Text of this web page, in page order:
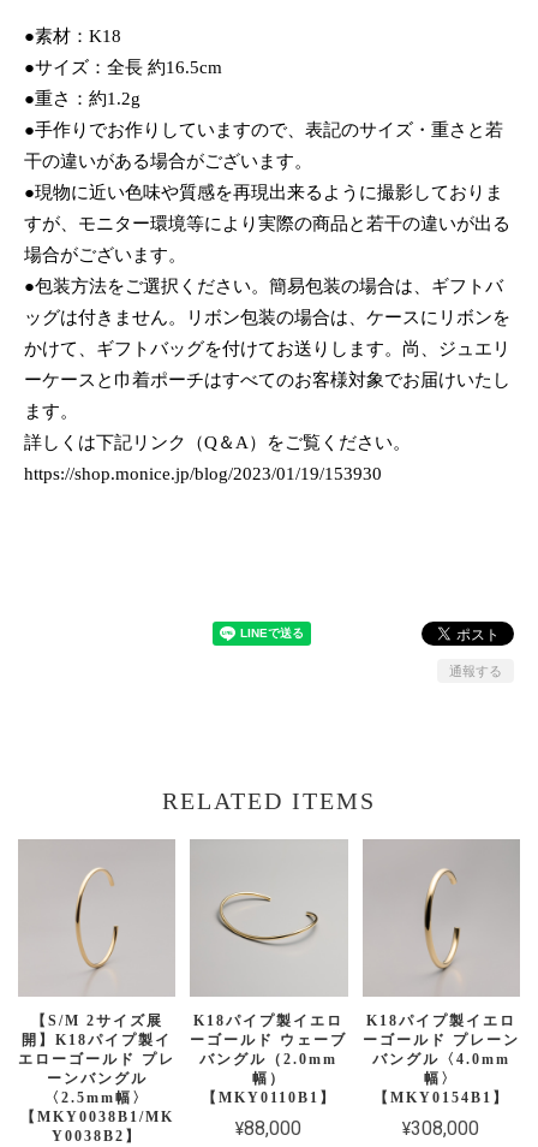
●素材：K18
●サイズ：全長 約16.5cm
●重さ：約1.2g
●手作りでお作りしていますので、表記のサイズ・重さと若
干の違いがある場合がございます。
●現物に近い色味や質感を再現出来るように撮影しておりま
すが、モニター環境等により実際の商品と若干の違いが出る
場合がございます。
●包装方法をご選択ください。簡易包装の場合は、ギフトバ
ッグは付きません。リボン包装の場合は、ケースにリボンを
かけて、ギフトバッグを付けてお送りします。尚、ジュエリ
ーケースと巾着ポーチはすべてのお客様対象でお届けいたし
ます。
詳しくは下記リンク（Q＆A）をご覧ください。
https://shop.monice.jp/blog/2023/01/19/153930
通報する
RELATED ITEMS
【S/M 2サイズ展
開】K18パイプ製イ
エローゴールド プレ
ーンバングル
〈2.5mm幅〉
【MKY0038B1/MK
Y0038B2】
K18パイプ製イエロ
ーゴールド ウェーブ
バングル（2.0mm
幅）
【MKY0110B1】
¥88,000
K18パイプ製イエロ
ーゴールド プレーン
バングル〈4.0mm
幅〉
【MKY0154B1】
¥308,000